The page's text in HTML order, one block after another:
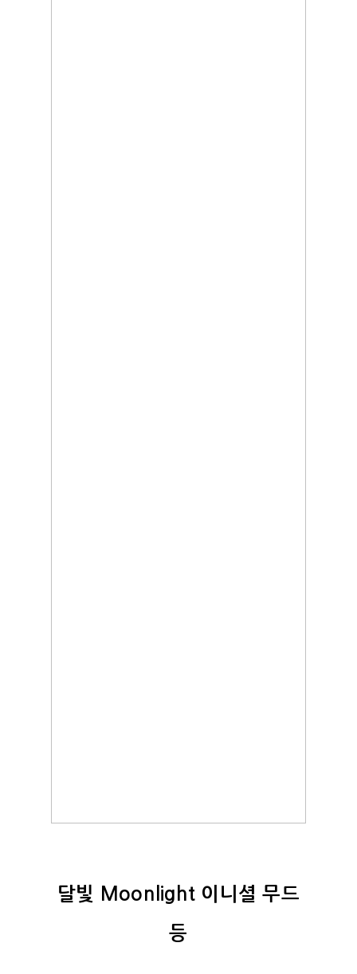
달빛 Moonlight 이니셜 무드
등